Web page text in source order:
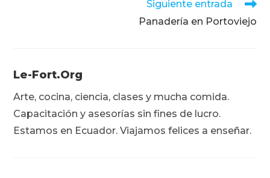
Siguiente entrada
Panadería en Portoviejo
Le-Fort.org
Arte, cocina, ciencia, clases y mucha comida.
Capacitación y asesorías sin fines de lucro.
Estamos en Ecuador. Viajamos felices a enseñar.